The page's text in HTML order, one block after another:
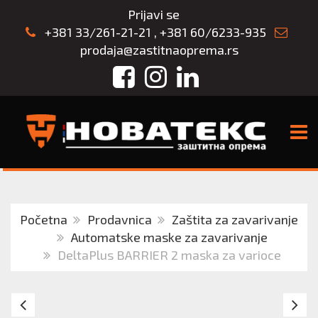
Prijavi se
+381 33/261-21-21 , +381 60/6233-935
prodaja@zastitnaoprema.rs
FacebookInstagram
LinkedIn
Početna Prodavnica
Zaštita za zavarivanje
Automatske maske za zavarivanje
DeltaPlus BARRIER 2 maska za varioce
REZERVNI